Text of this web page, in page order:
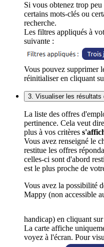
Si vous obtenez trop
certains mots-clés ou
recherche.
Les filtres appliqués à
suivante :
Vous pouvez supprimer
réinitialiser en cliquant
3. Visualiser les résultats
La liste des offres
pertinence. Cela veut
plus à vos critères
Vous avez renseigné le
restitue les offres
celles-ci sont d'abord
est le plus proche de
Vous avez la possibilité
Mappy (non accessible
handicap) en cliquant sur
La carte affiche
voyez à l'écran. Pour